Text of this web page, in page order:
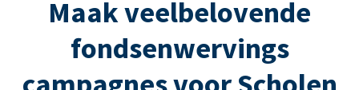
Maak veelbelovende
fondsenwervings